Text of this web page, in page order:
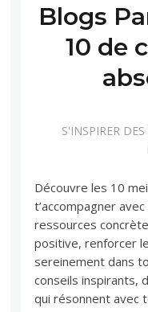
Blogs
10 de
S'INSPIRER
Découvre les 10
t’accompagner
ressources
positive, renforcer
sereinement dans
conseils inspirants,
qui résonnent avec